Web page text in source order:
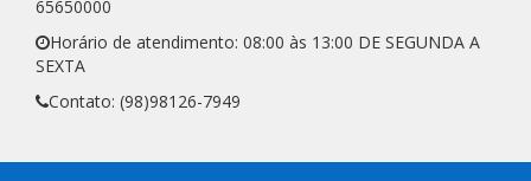
Horário de atendimento: 08:00 às 13:00 DE SEGUNDA A
SEXTA
Contato: (98)98126-7949